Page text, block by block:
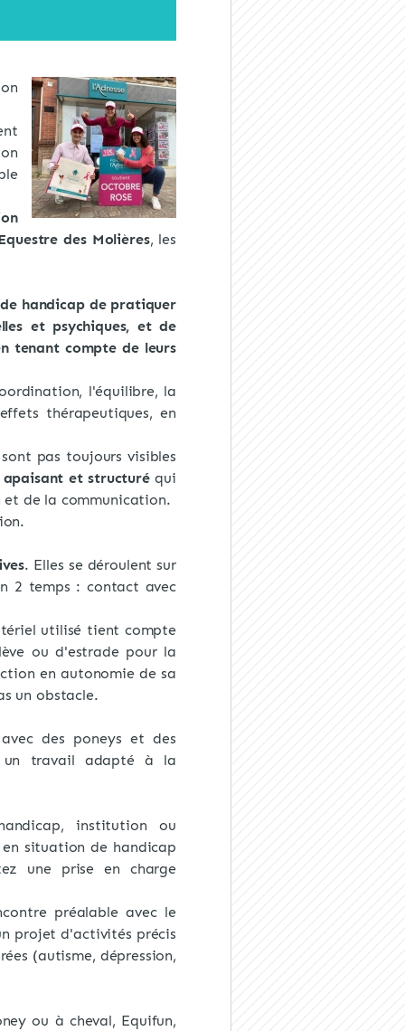
des Molières, les
handicap de pratiquer
et psychiques, et de
tenant compte de leurs
l'équilibre, la
thérapeutiques, en
pas toujours visibles
apaisant et structuréqui
de la communication.
. Elles se déroulent sur
2 temps : contact avec
utilisé tient compte
ou d'estrade pour la
en autonomie de sa
un obstacle.
des poneys et des
un travail adapté à la
institution ou
situation de handicap
une prise en charge
préalable avec le
projet d'activités précis
(autisme, dépression,
ou à cheval, Equifun,